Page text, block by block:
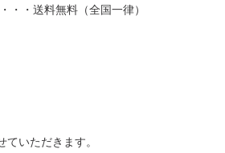
・・送料無料（全国一律）
いただきます。